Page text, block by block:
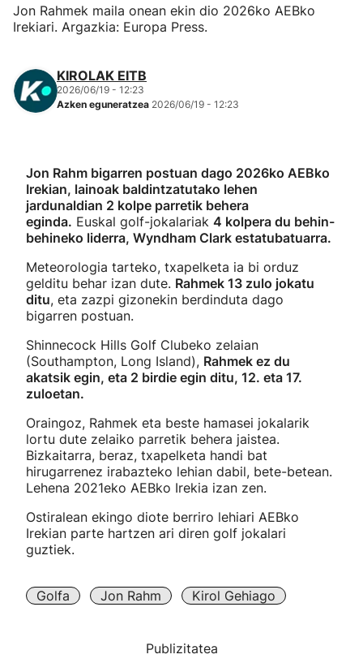
Jon Rahmek maila onean ekin dio 2026ko AEBko
Irekiari. Argazkia: Europa Press.
KIROLAK EITB
2026/06/19 - 12:23
Azken eguneratzea 2026/06/19 - 12:23
Jon Rahm bigarren postuan dago 2026ko AEBko
Irekian, lainoak baldintzatutako lehen
jardunaldian 2 kolpe parretik behera
eginda. Euskal golf-jokalariak 4 kolpera du behin-
behineko liderra, Wyndham Clark estatubatuarra.
Meteorologia tarteko, txapelketa ia bi orduz
gelditu behar izan dute. Rahmek 13 zulo jokatu
ditu, eta zazpi gizonekin berdinduta dago
bigarren postuan.
Shinnecock Hills Golf Clubeko zelaian
(Southampton, Long Island), Rahmek ez du
akatsik egin, eta 2 birdie egin ditu, 12. eta 17.
zuloetan.
Oraingoz, Rahmek eta beste hamasei jokalarik
lortu dute zelaiko parretik behera jaistea.
Bizkaitarra, beraz, txapelketa handi bat
hirugarrenez irabazteko lehian dabil, bete-betean.
Lehena 2021eko AEBko Irekia izan zen.
Ostiralean ekingo diote berriro lehiari AEBko
Irekian parte hartzen ari diren golf jokalari
guztiek.
Golfa Jon Rahm Kirol Gehiago
Publizitatea